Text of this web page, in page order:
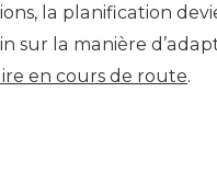
la planification
sur la manière
en cours de route.